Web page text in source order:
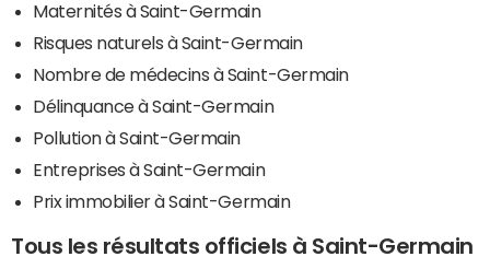
Maternités à Saint-Germain
Risques naturels à Saint-Germain
Nombre de médecins à Saint-Germain
Délinquance à Saint-Germain
Pollution à Saint-Germain
Entreprises à Saint-Germain
Prix immobilier à Saint-Germain
Tous les résultats officiels à Saint-Germain